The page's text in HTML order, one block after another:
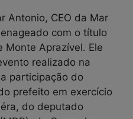
Antonio, CEO da Mar
com o título
Monte Aprazível. Ele
realizado na
participação do
prefeito em exercício
do deputado